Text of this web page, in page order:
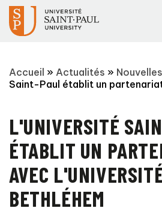
Accueil » Actualités » Nouvelles
Saint-Paul établit un partenariat
L'UNIVERSITÉ
ÉTABLIT UN
AVEC
BETHLÉHEM